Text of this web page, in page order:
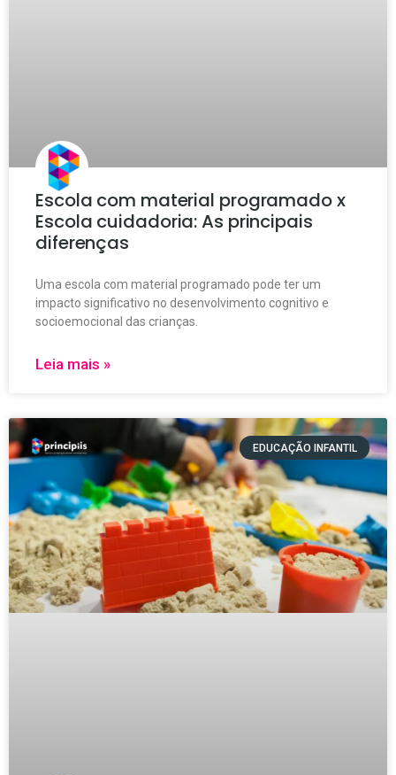
Escola com material programado x
Escola cuidadoria: As principais
diferenças
Uma escola com material programado pode ter um
impacto significativo no desenvolvimento cognitivo e
socioemocional das crianças.
Leia mais »
EDUCAÇÃO INFANTIL